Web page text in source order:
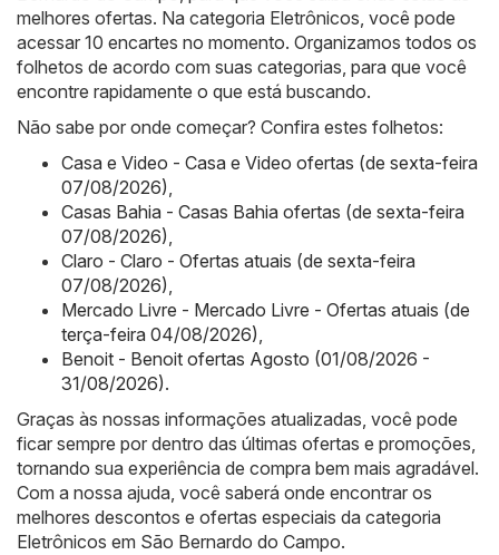
melhores ofertas. Na categoria Eletrônicos, você pode
acessar 10 encartes no momento. Organizamos todos os
folhetos de acordo com suas categorias, para que você
encontre rapidamente o que está buscando.
Não sabe por onde começar? Confira estes folhetos:
Casa e Video - Casa e Video ofertas (de sexta-feira
07/08/2026),
Casas Bahia - Casas Bahia ofertas (de sexta-feira
07/08/2026),
Claro - Claro - Ofertas atuais (de sexta-feira
07/08/2026),
Mercado Livre - Mercado Livre - Ofertas atuais (de
terça-feira 04/08/2026),
Benoit - Benoit ofertas Agosto (01/08/2026 -
31/08/2026).
Graças às nossas informações atualizadas, você pode
ficar sempre por dentro das últimas ofertas e promoções,
tornando sua experiência de compra bem mais agradável.
Com a nossa ajuda, você saberá onde encontrar os
melhores descontos e ofertas especiais da categoria
Eletrônicos em São Bernardo do Campo.